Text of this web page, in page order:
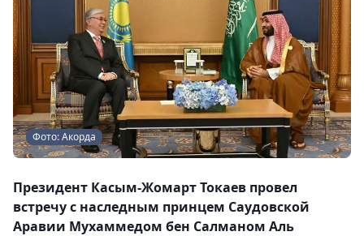
Фото: Акорда
Президент Касым-Жомарт Токаев провел
встречу с наследным принцем Саудовской
Аравии Мухаммедом бен Салманом Аль